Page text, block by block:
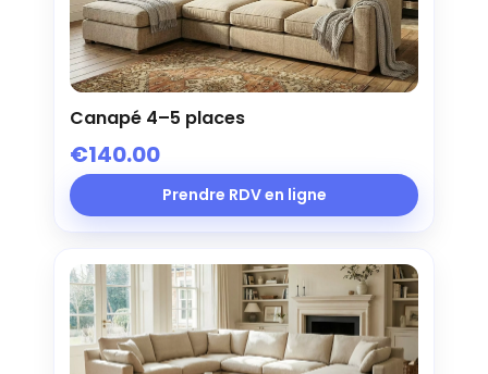
Canapé 4–5 places
€140.00
Prendre RDV en ligne